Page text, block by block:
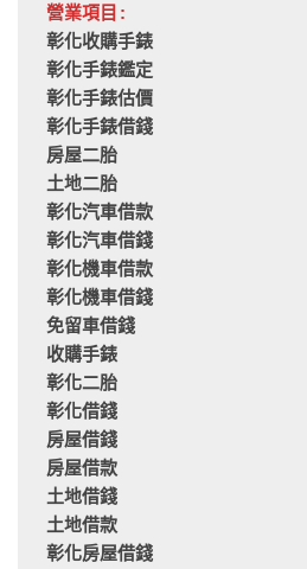
營業項目:
彰化收購手錶
彰化手錶鑑定
彰化手錶估價
彰化手錶借錢
房屋二胎
土地二胎
彰化汽車借款
彰化汽車借錢
彰化機車借款
彰化機車借錢
免留車借錢
收購手錶
彰化二胎
彰化借錢
房屋借錢
房屋借款
土地借錢
土地借款
彰化房屋借錢